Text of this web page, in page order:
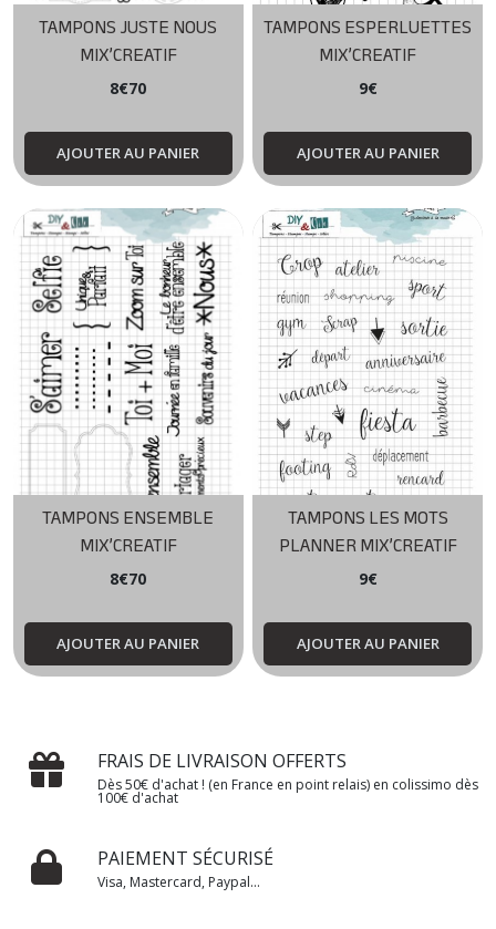
TAMPONS JUSTE NOUS
MIX’CREATIF
8€70
AJOUTER AU PANIER
TAMPONS ESPERLUETTES
MIX’CREATIF
9€
AJOUTER AU PANIER
TAMPONS ENSEMBLE
MIX’CREATIF
8€70
AJOUTER AU PANIER
TAMPONS LES MOTS
PLANNER MIX’CREATIF
9€
AJOUTER AU PANIER
FRAIS DE LIVRAISON OFFERTS
Dès 50€ d'achat ! (en France en point relais) en colissimo dès
100€ d'achat
PAIEMENT SÉCURISÉ
Visa, Mastercard, Paypal...